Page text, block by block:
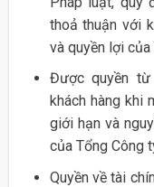
thoả thuận với
và quyền lợi của
Được quyền
khách hàng khi
giới hạn và
của Tổng Công
Quyền về tài